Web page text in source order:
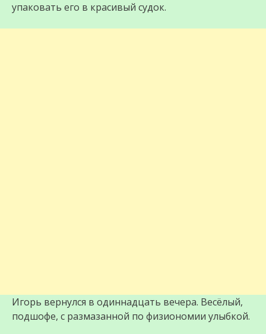
упаковать его в красивый судок.
Игорь вернулся в одиннадцать вечера. Весёлый,
подшофе, с размазанной по физиономии улыбкой.